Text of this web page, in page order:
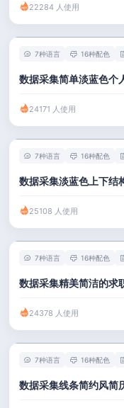
22284 人使用
7种语言 16种配色
数据采集简单淡蓝色个
24171 人使用
7种语言 16种配色
数据采集淡蓝色上下结
25108 人使用
7种语言 16种配色
数据采集精美简洁的求
24378 人使用
7种语言 16种配色
数据采集线条简约风简